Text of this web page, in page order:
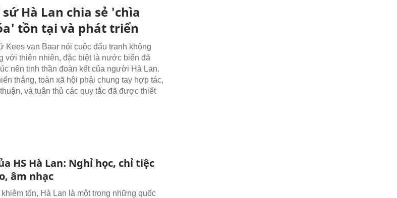
Hà Lan chia sẻ 'chìa
tồn tại và phát triển
Kees van Baar nói cuộc đấu tranh không
với thiên nhiên, đặc biệt là nước biển đã
nên tinh thần đoàn kết của người Hà Lan.
thắng, toàn xã hội phải chung tay hợp tác,
và tuân thủ các quy tắc đã được thiết
HS Hà Lan: Nghỉ học, chỉ tiệc
âm nhạc
tốn, Hà Lan là một trong những quốc